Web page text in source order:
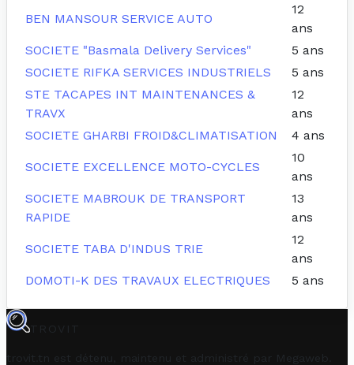
BEN MANSOUR SERVICE AUTO
12
ans
SOCIETE "Basmala Delivery Services"
5 ans
SOCIETE RIFKA SERVICES INDUSTRIELS
5 ans
STE TACAPES INT MAINTENANCES &
TRAVX
12
ans
SOCIETE GHARBI FROID&CLIMATISATION
4 ans
SOCIETE EXCELLENCE MOTO-CYCLES
10
ans
SOCIETE MABROUK DE TRANSPORT
RAPIDE
13
ans
SOCIETE TABA D'INDUS TRIE
12
ans
DOMOTI-K DES TRAVAUX ELECTRIQUES
5 ans
TROVIT
trovit.tn est détenu, maintenu et administré par Megaweb